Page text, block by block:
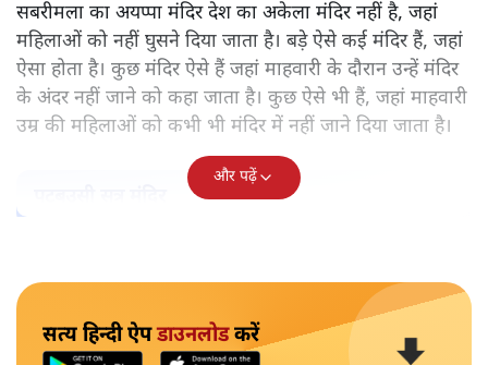
सबरीमला का अयप्पा मंदिर देश का अकेला मंदिर नहीं है, जहां
महिलाओं को नहीं घुसने दिया जाता है। बड़े ऐसे कई मंदिर हैं, जहां
ऐसा होता है। कुछ मंदिर ऐसे हैं जहां माहवारी के दौरान उन्हें मंदिर
के अंदर नहीं जाने को कहा जाता है। कुछ ऐसे भी हैं, जहां माहवारी
उम्र की महिलाओं को कभी भी मंदिर में नहीं जाने दिया जाता है।
और पढ़ें
सत्य हिन्दी ऐपडाउनलोडकरें